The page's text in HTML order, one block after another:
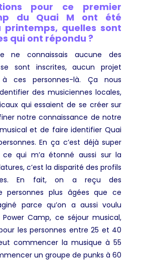
pour ce premier
du Quai M ont été
printemps, quelles sont
qui ont répondu ?
ne connaissais aucune des
sont inscrites, aucun projet
ces personnes-là. Ça nous
des musiciennes locales,
qui essaient de se créer sur
notre connaissance de notre
et de faire identifier Quai
En ça c’est déjà super
qui m’a étonné aussi sur la
c’est la disparité des profils
En fait, on a reçu des
personnes plus âgées que ce
parce qu’on a aussi voulu
Camp, ce séjour musical,
les personnes entre 25 et 40
commencer la musique à 55
un groupe de punks à 60